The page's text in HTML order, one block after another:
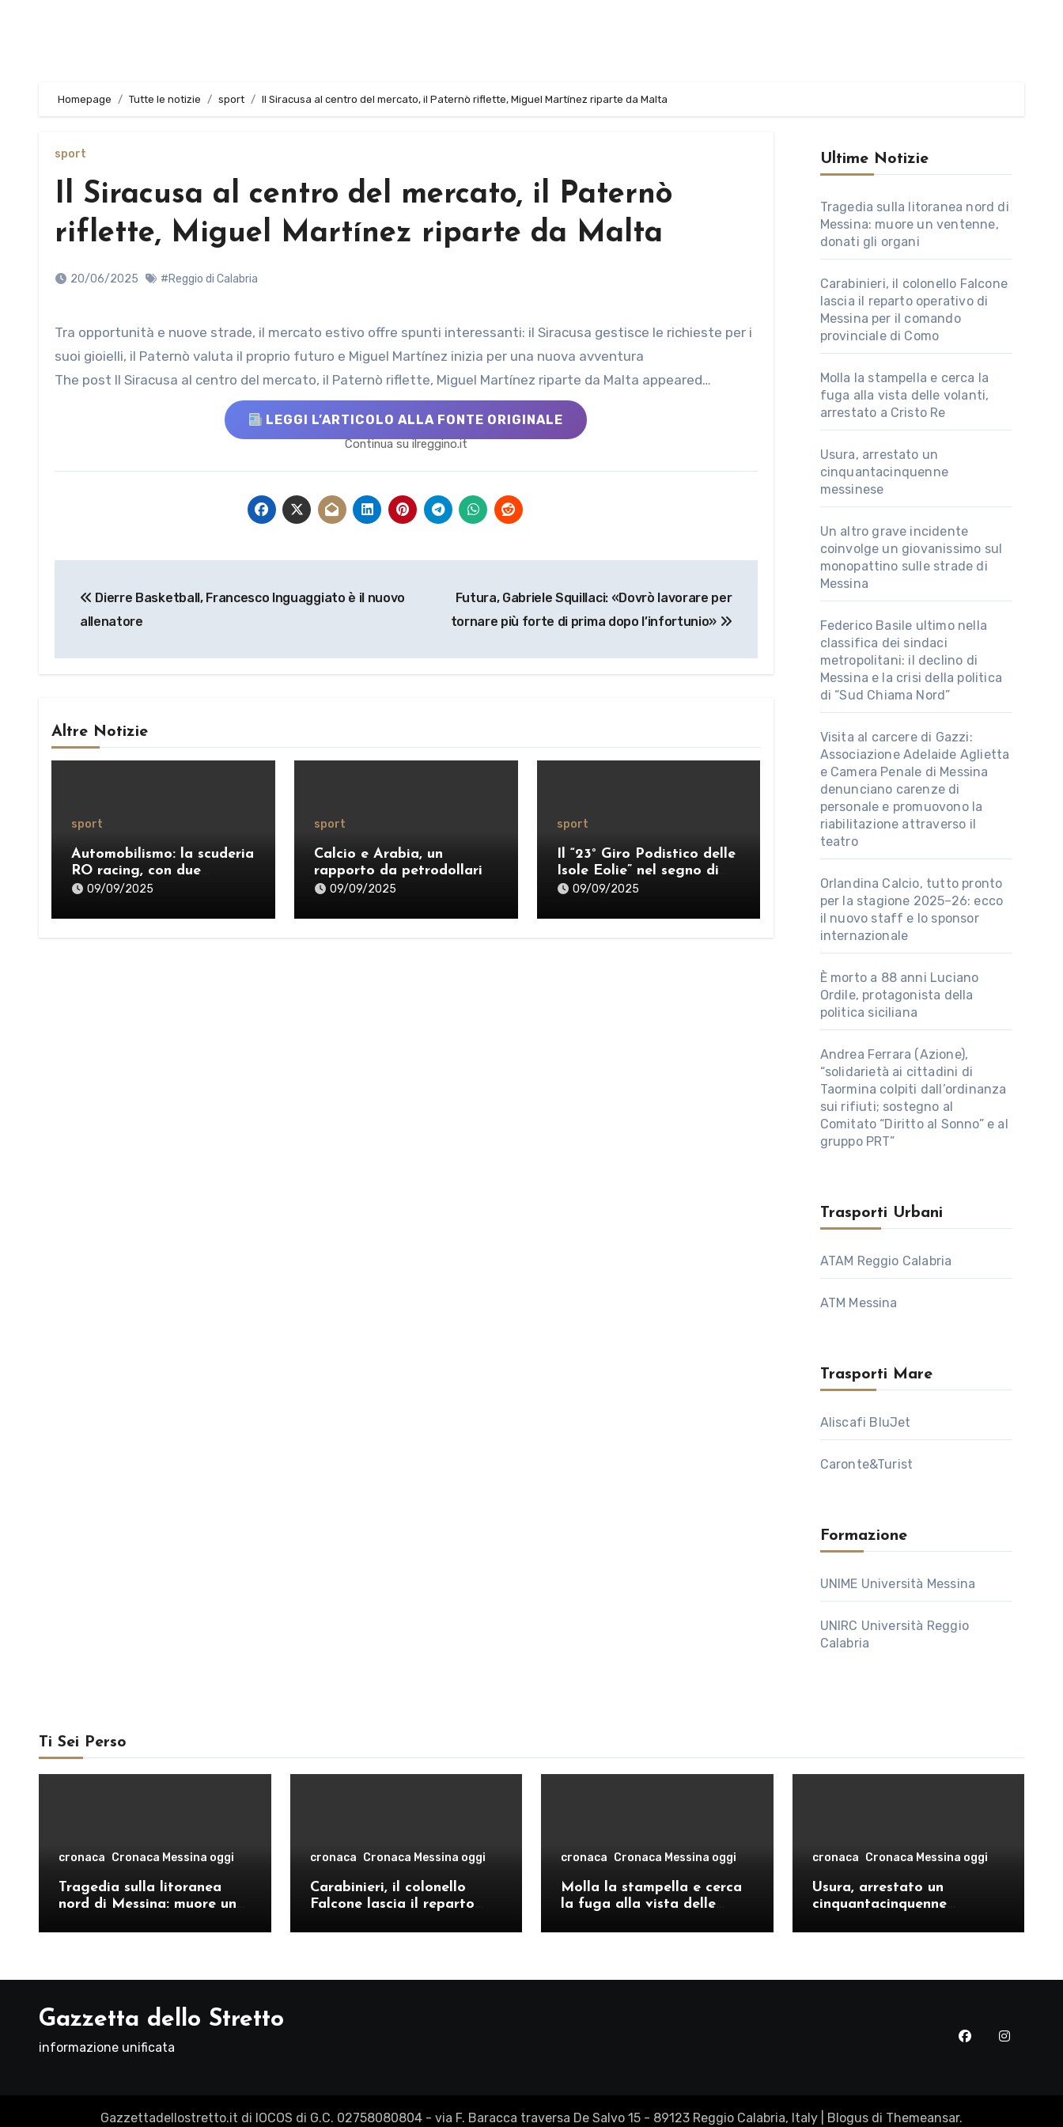
Homepage Tutte le notizie sport Il Siracusa al centro del mercato, il Paternò riflette, Miguel Martínez riparte da Malta
sport
Il Siracusa al centro del mercato, il Paternò
riflette, Miguel Martínez riparte da Malta
20/06/2025 #Reggio di Calabria
Tra opportunità e nuove strade, il mercato estivo offre spunti interessanti: il Siracusa gestisce le richieste per i
suoi gioielli, il Paternò valuta il proprio futuro e Miguel Martínez inizia per una nuova avventura
The post Il Siracusa al centro del mercato, il Paternò riflette, Miguel Martínez riparte da Malta appeared…
LEGGI L’ARTICOLO ALLA FONTE ORIGINALE
Continua su ilreggino.it
articoli
Dierre Basketball, Francesco Inguaggiato è il nuovo
allenatore
Futura, Gabriele Squillaci: «Dovrò lavorare per
tornare più forte di prima dopo l’infortunio»
Altre Notizie
sport
Automobilismo: la scuderia
RO racing, con due
successi, protagonista del
09/09/2025
sport
Calcio e Arabia, un
rapporto da petrodollari
09/09/2025
sport
Il “23° Giro Podistico delle
Isole Eolie” nel segno di
Guidetti e Marrazzo
09/09/2025
Ultime Notizie
Tragedia sulla litoranea nord di
Messina: muore un ventenne,
donati gli organi
Carabinieri, il colonello Falcone
lascia il reparto operativo di
Messina per il comando
provinciale di Como
Molla la stampella e cerca la
fuga alla vista delle volanti,
arrestato a Cristo Re
Usura, arrestato un
cinquantacinquenne
messinese
Un altro grave incidente
coinvolge un giovanissimo sul
monopattino sulle strade di
Messina
Federico Basile ultimo nella
classifica dei sindaci
metropolitani: il declino di
Messina e la crisi della politica
di “Sud Chiama Nord”
Visita al carcere di Gazzi:
Associazione Adelaide Aglietta
e Camera Penale di Messina
denunciano carenze di
personale e promuovono la
riabilitazione attraverso il
teatro
Orlandina Calcio, tutto pronto
per la stagione 2025–26: ecco
il nuovo staff e lo sponsor
internazionale
È morto a 88 anni Luciano
Ordile, protagonista della
politica siciliana
Andrea Ferrara (Azione),
“solidarietà ai cittadini di
Taormina colpiti dall’ordinanza
sui rifiuti; sostegno al
Comitato “Diritto al Sonno” e al
gruppo PRT”
Trasporti Urbani
ATAM Reggio Calabria
ATM Messina
Trasporti Mare
Aliscafi BluJet
Caronte&Turist
Formazione
UNIME Università Messina
UNIRC Università Reggio
Calabria
Ti Sei Perso
cronaca Cronaca Messina oggi
Tragedia sulla litoranea
nord di Messina: muore un
cronaca Cronaca Messina oggi
Carabinieri, il colonello
Falcone lascia il reparto
comando provinciale di
cronaca Cronaca Messina oggi
Molla la stampella e cerca
la fuga alla vista delle
Re
cronaca Cronaca Messina oggi
Usura, arrestato un
cinquantacinquenne
Gazzetta dello Stretto
informazione unificata
Gazzettadellostretto.it di IOCOS di G.C. 02758080804 - via F. Baracca traversa De Salvo 15 - 89123 Reggio Calabria, Italy Blogus di Themeansar.